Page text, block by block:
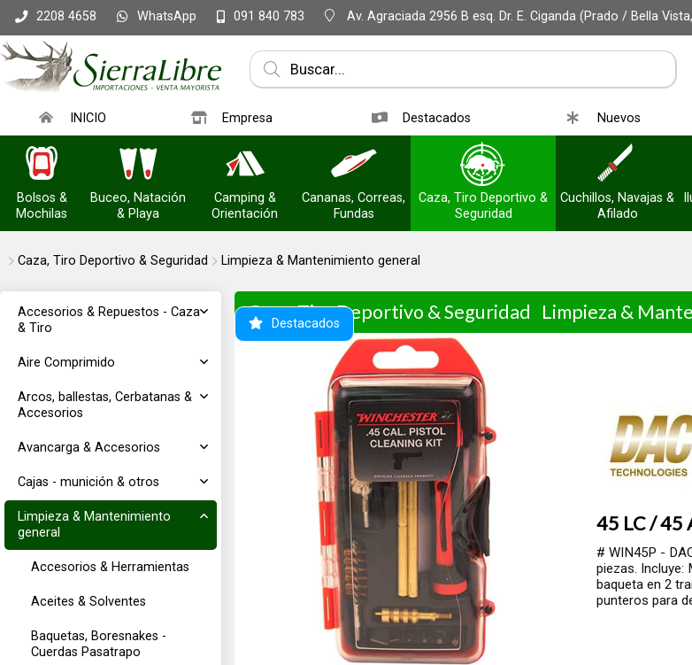
2208 4658 WhatsApp 091 840 783 Av. Agraciada 2956 B esq. Dr. E. Ciganda (Prado / Bella
INICIO Empresa Destacados Nuevos
Bolsos &
Mochilas
Buceo, Natación
& Playa
Camping &
Orientación
Cananas, Correas,
Fundas
Caza, Tiro Deportivo &
Seguridad
Cuchillos, Navajas &
Afilado
Caza, Tiro Deportivo & Seguridad Limpieza & Mantenimiento general
Accesorios & Repuestos - Caza
& Tiro
Aire Comprimido
Arcos, ballestas, Cerbatanas &
Accesorios
Avancarga & Accesorios
Cajas - munición & otros
Limpieza & Mantenimiento
general
Accesorios & Herramientas
Aceites & Solventes
Baquetas, Boresnakes -
Cuerdas Pasatrapo
Caza, Tiro Deportivo & Seguridad Limpieza &
Destacados
cepillos
45 LC / 45 AUTO
# WIN45P - DAC Technologies &
piezas. Incluye: Mango multifunción +
baqueta en 2 tramos + puntero de
punteros para destornillador....